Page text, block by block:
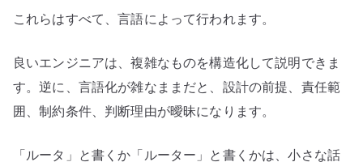
これらはすべて、言語によって行われます。
良いエンジニアは、複雑なものを構造化して説明できま
す。逆に、言語化が雑なままだと、設計の前提、責任範
囲、制約条件、判断理由が曖昧になります。
「ルータ」と書くか「ルーター」と書くかは、小さな話